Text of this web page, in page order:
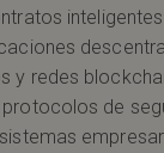
inteligentes
y redes
de